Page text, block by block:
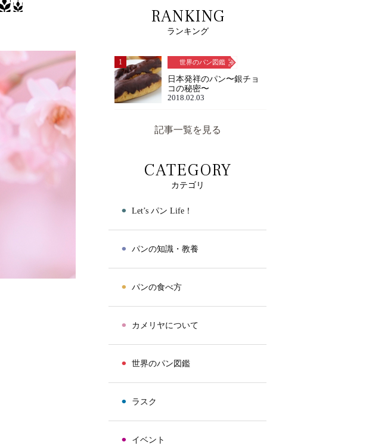
RANKING
ランキング
1 世界のパン図鑑
日本発祥のパン〜銀チョ
コの秘密〜
2018.02.03
記事一覧を見る
CATEGORY
カテゴリ
⚫︎ Let’s パン Life！
⚫︎ パンの知識・教養
⚫︎ パンの食べ方
⚫︎ カメリヤについて
⚫︎ 世界のパン図鑑
⚫︎ ラスク
⚫︎ イベント